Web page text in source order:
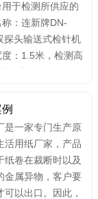
于检测所供应的
：连新牌DN-
探头输送式检针机
度：1.5米，检测高
是一家专门生产原
活用纸厂家，产品
纸卷在裁断时以及
金属异物，客户要
以出口。因此，